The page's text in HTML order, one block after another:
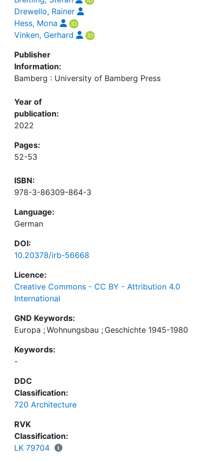
Drewello, Rainer
Hess, Mona
Vinken, Gerhard
Publisher
Information:
Bamberg : University of Bamberg Press
Year of
publication:
2022
Pages:
52-53
ISBN:
978-3-86309-864-3
Language:
German
DOI:
10.20378/irb-56668
Licence:
Creative Commons - CC BY - Attribution 4.0
International
GND Keywords:
Europa ;Wohnungsbau ; Geschichte 1945-1980
Keywords:
-
DDC
Classification:
720 Architecture
RVK
Classification:
LK 79704